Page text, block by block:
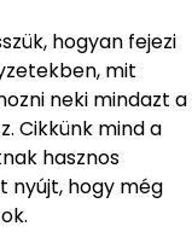
hogyan fejezi
mit
neki mindazt a
Cikkünk mind a
hasznos
nyújt, hogy még